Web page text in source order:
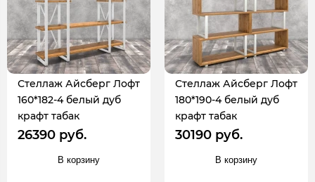
Стеллаж Айсберг Лофт
160*182-4 белый дуб
крафт табак
26390 руб.
В корзину
Стеллаж Айсберг Лофт
180*190-4 белый дуб
крафт табак
30190 руб.
В корзину